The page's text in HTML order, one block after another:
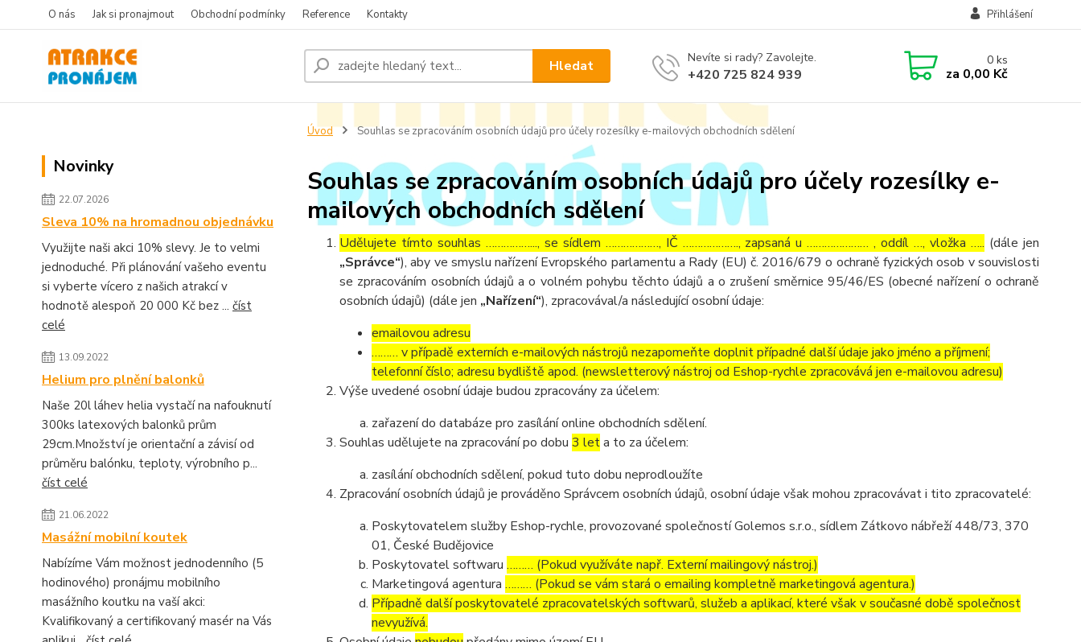
O nás Jak si pronajmout Obchodní podmínky Reference Kontakty Přihlášení
Hledat Nevíte si rady? Zavolejte.
+420 725 824 939
0ks
za 0,00 Kč
Novinky
22.07.2026
Sleva 10% na hromadnou objednávku
Využijte naši akci 10% slevy. Je to velmi
jednoduché. Při plánování vašeho eventu
si vyberte vícero z našich atrakcí v
hodnotě alespoň 20 000 Kč bez ... číst
celé
13.09.2022
Helium pro plnění balonků
Naše 20l láhev helia vystačí na nafouknutí
300ks latexových balonků prům
29cm.Množství je orientační a závisí od
průměru balónku, teploty, výrobního p...
číst celé
21.06.2022
Masážní mobilní koutek
Nabízíme Vám možnost jednodenního (5
hodinového) pronájmu mobilního
masážního koutku na vaší akci:
Kvalifikovaný a certifikovaný masér na Vás
Úvod Souhlas se zpracováním osobních údajů pro účely rozesílky e-mailových obchodních sdělení
Souhlas se zpracováním osobních údajů pro účely rozesílky e-
mailových obchodních sdělení
Udělujete tímto souhlas ……………..., se sídlem ………………, IČ ………………., zapsaná u ………………… , oddíl …, vložka ….. (dále jen
„Správce“), aby ve smyslu nařízení Evropského parlamentu a Rady (EU) č. 2016/679 o ochraně fyzických osob v souvislosti
se zpracováním osobních údajů a o volném pohybu těchto údajů a o zrušení směrnice 95/46/ES (obecné nařízení o ochraně
osobních údajů) (dále jen „Nařízení“), zpracovával/a následující osobní údaje:
emailovou adresu
……… v případě externích e-mailových nástrojů nezapomeňte doplnit případné další údaje jako jméno a příjmení;
telefonní číslo; adresu bydliště apod. (newsletterový nástroj od Eshop-rychle zpracovává jen e-mailovou adresu)
Výše uvedené osobní údaje budou zpracovány za účelem:
zařazení do databáze pro zasílání online obchodních sdělení.
Souhlas udělujete na zpracování po dobu 3 leta to za účelem:
zasílání obchodních sdělení, pokud tuto dobu neprodloužíte
Zpracování osobních údajů je prováděno Správcem osobních údajů, osobní údaje však mohou zpracovávat i tito zpracovatelé:
Poskytovatelem služby Eshop-rychle, provozované společností Golemos s.r.o., sídlem Zátkovo nábřeží 448/73, 370
01, České Budějovice
Poskytovatel softwaru ……… (Pokud využíváte např. Externí mailingový nástroj.)
Marketingová agentura ……… (Pokud se vám stará o emailing kompletně marketingová agentura.)
Případně další poskytovatelé zpracovatelských softwarů, služeb a aplikací, které však v současné době společnost
nevyužívá.